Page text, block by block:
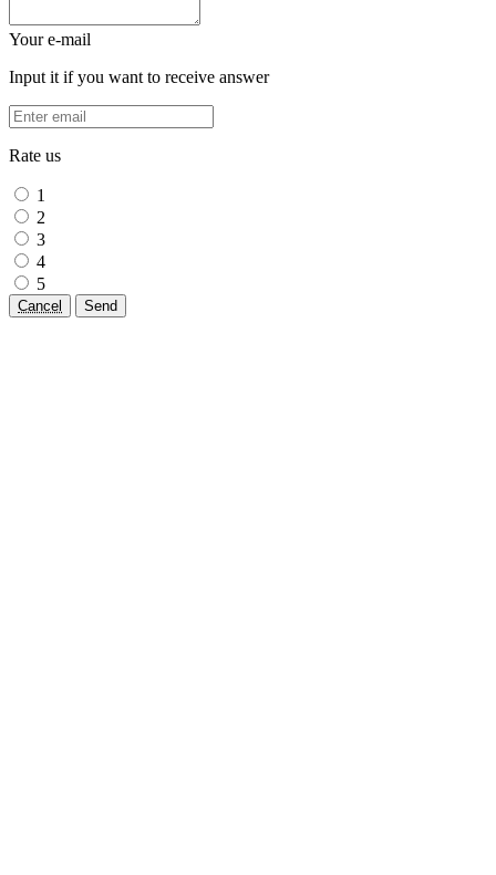
Your e-mail
Input it if you want to receive answer
Rate us
1
2
3
4
5
Cancel Send